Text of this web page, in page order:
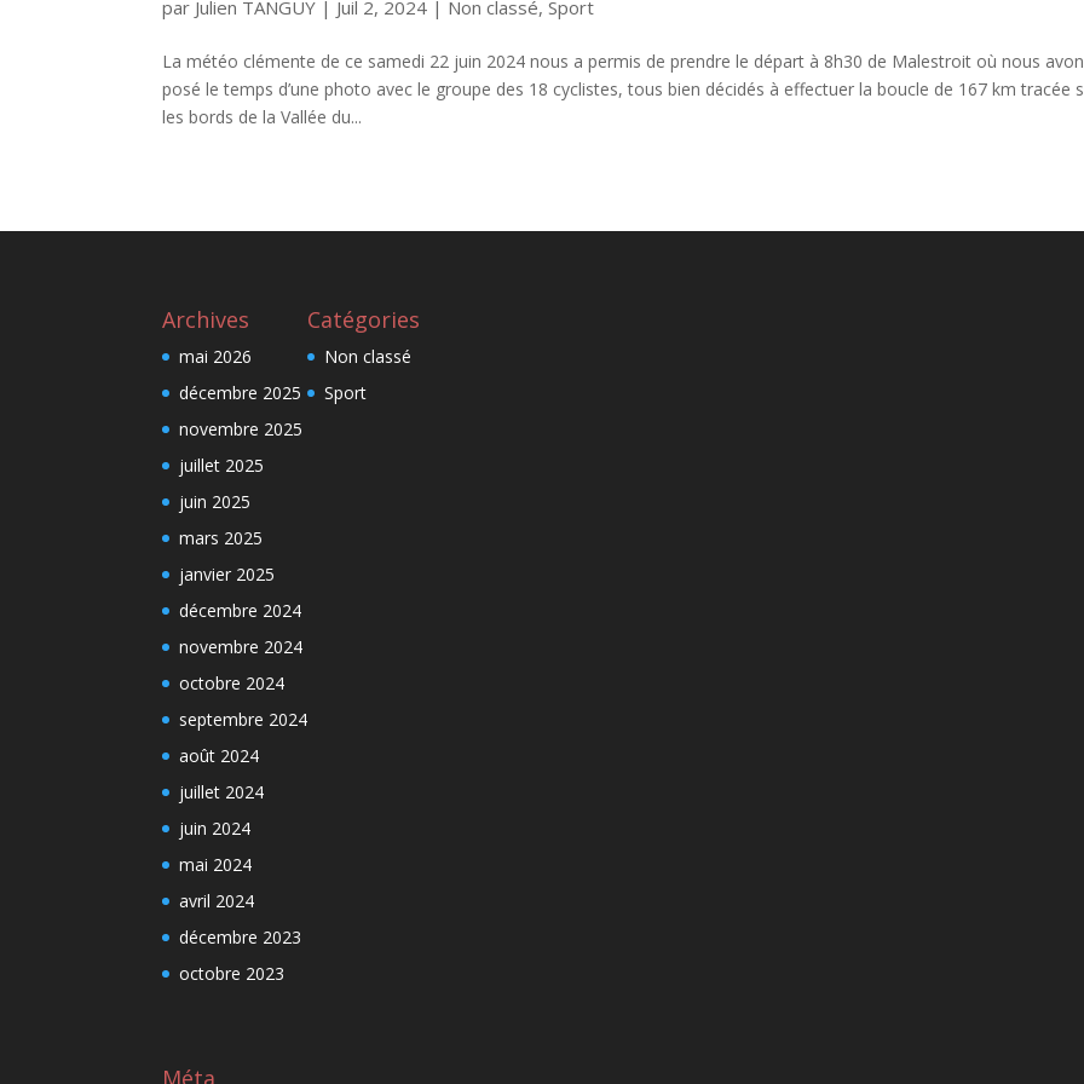
par Julien TANGUY | Juil 2, 2024 | Non classé,Sport
La météo clémente de ce samedi 22 juin 2024 nous a permis de prendre le départ à 8h30 de Malestroit où nous
posé le temps d’une photo avec le groupe des 18 cyclistes, tous bien décidés à effectuer la boucle de 167 km tracée
les bords de la Vallée du...
Archives
mai 2026
décembre 2025
novembre 2025
juillet 2025
juin 2025
mars 2025
janvier 2025
décembre 2024
novembre 2024
octobre 2024
septembre 2024
août 2024
juillet 2024
juin 2024
mai 2024
avril 2024
décembre 2023
octobre 2023
Catégories
Non classé
Sport